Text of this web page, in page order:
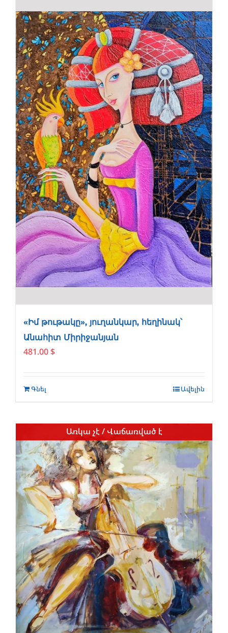
«Իմ թութակը», յուղանկար, հեղինակ՝
Անահիտ Միրիջանյան
481.00 $
Գնել Ավելին
Առկա չէ / Վաճառված է